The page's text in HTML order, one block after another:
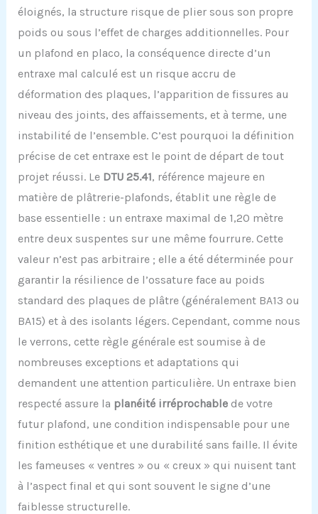
éloignés, la structure risque de plier sous son propre
poids ou sous l’effet de charges additionnelles. Pour
un plafond en placo, la conséquence directe d’un
entraxe mal calculé est un risque accru de
déformation des plaques, l’apparition de fissures au
niveau des joints, des affaissements, et à terme, une
instabilité de l’ensemble. C’est pourquoi la définition
précise de cet entraxe est le point de départ de tout
projet réussi. Le DTU 25.41, référence majeure en
matière de plâtrerie-plafonds, établit une règle de
base essentielle : un entraxe maximal de 1,20 mètre
entre deux suspentes sur une même fourrure. Cette
valeur n’est pas arbitraire ; elle a été déterminée pour
garantir la résilience de l’ossature face au poids
standard des plaques de plâtre (généralement BA13 ou
BA15) et à des isolants légers. Cependant, comme nous
le verrons, cette règle générale est soumise à de
nombreuses exceptions et adaptations qui
demandent une attention particulière. Un entraxe bien
respecté assure la planéité irréprochablede votre
futur plafond, une condition indispensable pour une
finition esthétique et une durabilité sans faille. Il évite
les fameuses « ventres » ou « creux » qui nuisent tant
à l’aspect final et qui sont souvent le signe d’une
faiblesse structurelle.